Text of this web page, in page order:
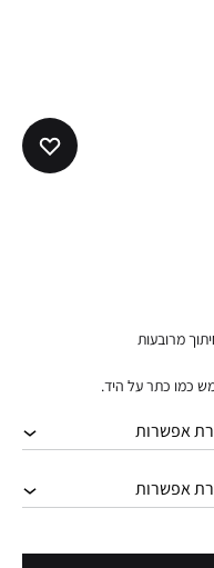
כמו כתר על היד.